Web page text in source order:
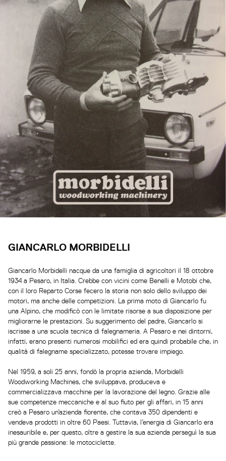
GIANCARLO MORBIDELLI
Giancarlo Morbidelli nacque da una famiglia di agricoltori il 18 ottobre
1934 a Pesaro, in Italia. Crebbe con vicini come Benelli e Motobi che,
con il loro Reparto Corse fecero la storia non solo dello sviluppo dei
motori, ma anche delle competizioni. La prima moto di Giancarlo fu
una Alpino, che modificò con le limitate risorse a sua disposizione per
migliorarne le prestazioni. Su suggerimento del padre, Giancarlo si
iscrisse a una scuola tecnica di falegnameria. A Pesaro e nei dintorni,
infatti, erano presenti numerosi mobilifici ed era quindi probabile che, in
qualità di falegname specializzato, potesse trovare impiego.
Nel 1959, a soli 25 anni, fondò la propria azienda, Morbidelli
Woodworking Machines, che sviluppava, produceva e
commercializzava macchine per la lavorazione del legno. Grazie alle
sue competenze meccaniche e al suo fiuto per gli affari, in 15 anni
creò a Pesaro un’azienda fiorente, che contava 350 dipendenti e
vendeva prodotti in oltre 60 Paesi. Tuttavia, l’energia di Giancarlo era
inesauribile e, per questo, oltre a gestire la sua azienda perseguì la sua
più grande passione: le motociclette.